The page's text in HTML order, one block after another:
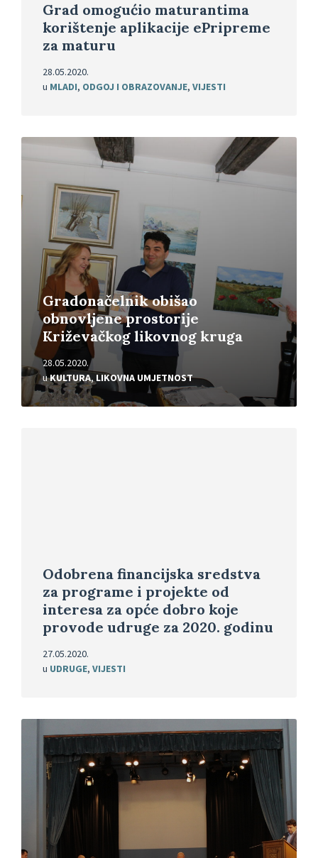
Grad omogućio maturantima
korištenje aplikacije ePripreme
za maturu
28.05.2020.
u MLADI, ODGOJ I OBRAZOVANJE, VIJESTI
Gradonačelnik obišao
obnovljene prostorije
Križevačkog likovnog kruga
28.05.2020.
uKULTURA,LIKOVNA UMJETNOST
Pročitajte
Odobrena financijska sredstva
za programe i projekte od
interesa za opće dobro koje
provode udruge za 2020. godinu
27.05.2020.
u UDRUGE, VIJESTI
Pročitajte